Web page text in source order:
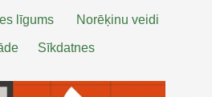
līgums Norēķinu veidi
Sīkdatnes